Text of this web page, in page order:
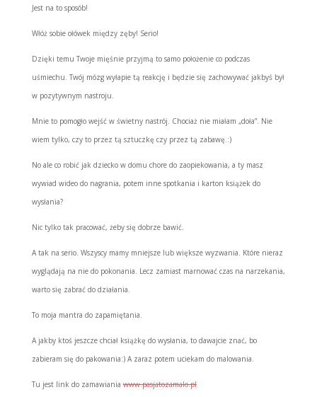
Jest na to sposób!
Włóż sobie ołówek między zęby! Serio!
Dzięki temu Twoje mięśnie przyjmą to samo położenie co podczas
uśmiechu. Twój mózg wyłapie tą reakcję i będzie się zachowywać jakbyś był
w pozytywnym nastroju.
Mnie to pomogło wejść w świetny nastrój. Chociaż nie miałam „doła”. Nie
wiem tylko, czy to przez tą sztuczkę czy przez tą zabawę.:)
No ale co robić jak dziecko w domu chore do zaopiekowania, a ty masz
wywiad wideo do nagrania, potem inne spotkania i karton książek do
wysłania?
Nic tylko tak pracować, żeby się dobrze bawić.
A tak na serio. Wszyscy mamy mniejsze lub większe wyzwania. Które nieraz
wyglądają na nie do pokonania. Lecz zamiast marnować czas na narzekania,
warto się zabrać do działania.
To moja mantra do zapamiętania.
A jakby ktoś jeszcze chciał książkę do wysłania, to dawajcie znać, bo
zabieram się do pakowania:) A zaraz potem uciekam do malowania.
Tu jest link do zamawianiawww.pasjatozamalo.pl